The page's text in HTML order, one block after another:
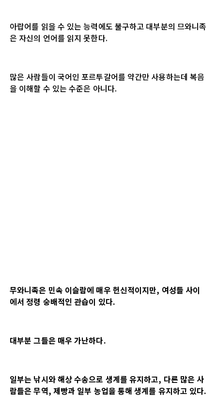
아랍어를 읽을 수 있는 능력에도 불구하고 대부분의 므와니족
은 자신의 언어를 읽지 못한다.
많은 사람들이 국어인 포르투갈어를 약간만 사용하는데 복음
을 이해할 수 있는 수준은 아니다.
무와니족은 민속 이슬람에 매우 헌신적이지만, 여성들 사이
에서 정령 숭배적인 관습이 있다.
대부분 그들은 매우 가난하다.
일부는 낚시와 해상 수송으로 생계를 유지하고, 다른 많은 사
람들은 무역, 제빵과 일부 농업을 통해 생계를 유지하고 있다.